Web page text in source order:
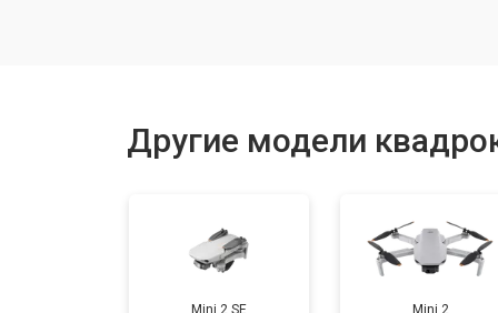
Замена GPS-модуля
Другие модели
Mini 2 SE Mini 2